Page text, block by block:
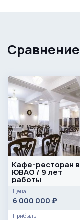
Сравнение
Кафе-ресторан в
ЮВАО / 9 лет
работы
Цена
6 000 000 ₽
Прибыль